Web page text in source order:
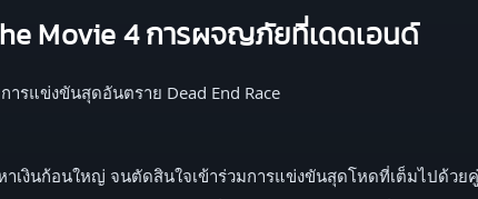
Movie 4 การผจญภัยที่เดดเอนด์
ารแข่งขันสุดอันตราย Dead End Race
เงินก้อนใหญ่ จนตัดสินใจเข้าร่วมการแข่งขันสุดโหดที่เต็มไปด้ว